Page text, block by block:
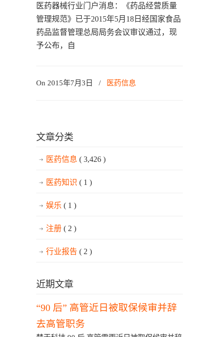
医药器械行业门户消息：《药品经营质量
管理规范》已于2015年5月18日经国家食品
药品监督管理总局局务会议审议通过，现
予公布，自
On 2015年7月3日 / 医药信息
文章分类
医药信息 ( 3,426 )
医药知识 ( 1 )
娱乐 ( 1 )
注册 ( 2 )
行业报告 ( 2 )
近期文章
“90 后” 高管近日被取保候审并辞
去高管职务